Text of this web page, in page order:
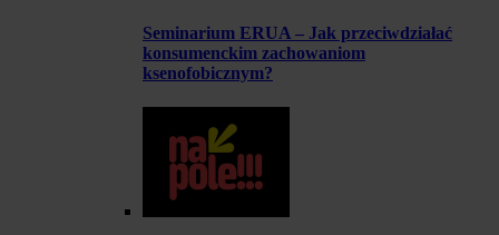
Seminarium ERUA – Jak przeciwdziałać
konsumenckim zachowaniom
ksenofobicznym?